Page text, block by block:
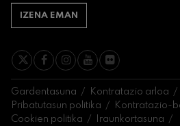
IZENA EMAN
Gardentasuna Kontratazio arloa
Pribatutasun politika
Kontratazio-
Cookien politika
Iraunkortasuna